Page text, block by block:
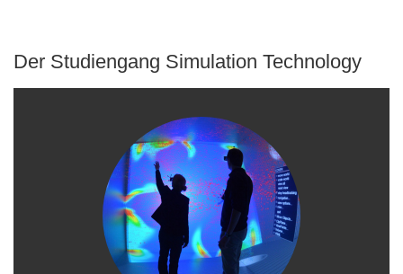
Der Studiengang Simulation Technology